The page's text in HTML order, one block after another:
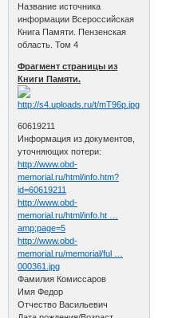
Название источника
информации Всероссийская
Книга Памяти. Пензенская
область. Том 4
Фрагмент страницы из
Книги Памяти.
60619211
Информация из документов,
уточняющих потери:
http://www.obd-
memorial.ru/html/info.htm?
id=60619211
http://www.obd-
memorial.ru/html/info.ht …
amp;page=5
http://www.obd-
memorial.ru/memorial/ful …
000361.jpg
Фамилия Комиссаров
Имя Федор
Отчество Васильевич